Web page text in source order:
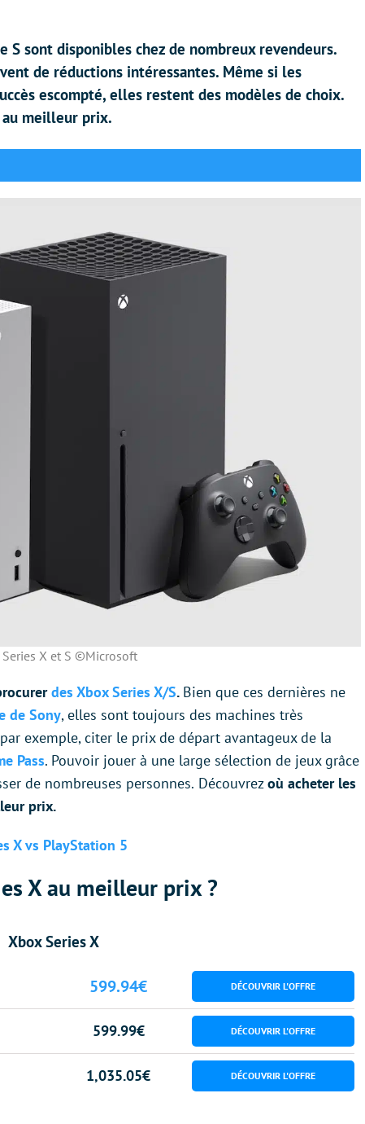
S sont disponibles chez de nombreux revendeurs.
de réductions intéressantes. Même si les
escompté, elles restent des modèles de choix.
au meilleur prix.
X et S ©Microsoft
des Xbox Series X/S. Bien que ces dernières ne
de Sony, elles sont toujours des machines très
exemple, citer le prix de départ avantageux de la
Pass. Pouvoir jouer à une large sélection de jeux grâce
de nombreuses personnes. Découvrezoù acheter les
prix.
X vs PlayStation 5
X au meilleur prix ?
Xbox Series X
599.94€
599.99€
1,035.05€